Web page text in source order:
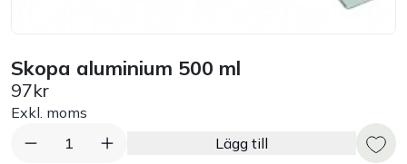
Skopa aluminium 500 ml
97kr
Exkl. moms
1
Lägg till